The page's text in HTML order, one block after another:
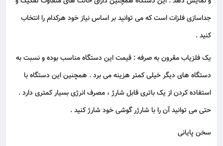
جداسازی فلزات است که می توانید بر اساس نیاز خود هرکدام را انتخاب
کنید .
یک فلزیاب مقرون به صرفه : قیمت این دستگاه مناسب بوده و نسبت به
دستگاه های دیگر خیلی کمتر هزینه می برد . همچنین این دستگاه با
استفاده کردن از یک باتری قابل شارژ ، مصرف انرژی بسیار کمتری دارد .
حتی می توانید آن را با شارژر گوشی خود شارژ کنید .
سخن پایانی